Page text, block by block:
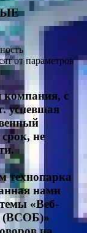
от параметров
с
успевшая
не
технопарка
нами
«Веб-
(ВСОБ)»